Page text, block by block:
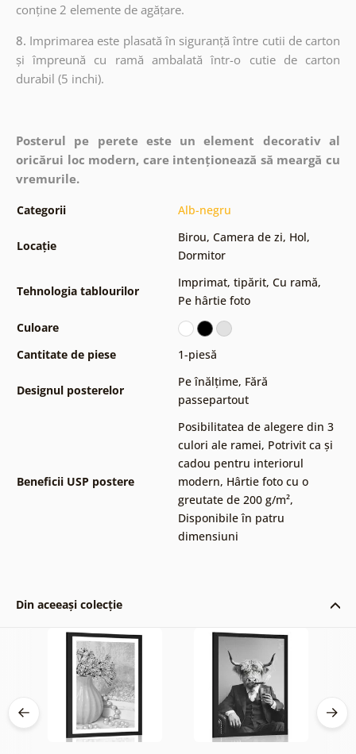
conține 2 elemente de agățare.
8. Imprimarea este plasată în siguranță între cutii de carton
și împreună cu ramă ambalată într-o cutie de carton
durabil (5 inchi).
Posterul pe perete este un element decorativ al
oricărui loc modern, care intenționează să meargă cu
vremurile.
Categorii Alb-negru
Locație
Birou, Camera de zi, Hol,
Dormitor
Tehnologia tablourilor
Imprimat, tipărit, Cu ramă,
Pe hârtie foto
Culoare
Cantitate de piese
1-piesă
Designul posterelor
Pe înălțime, Fără
passepartout
Beneficii USP postere
Posibilitatea de alegere din 3
culori ale ramei, Potrivit ca și
cadou pentru interiorul
modern, Hârtie foto cu o
greutate de 200 g/m²,
Disponibile în patru
dimensiuni
Din aceeași colecție